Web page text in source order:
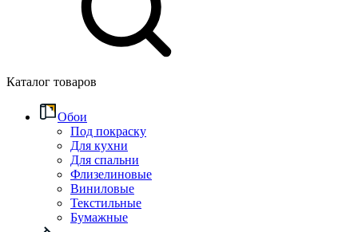
Каталог товаров
Обои
Под покраску
Для кухни
Для спальни
Флизелиновые
Виниловые
Текстильные
Бумажные